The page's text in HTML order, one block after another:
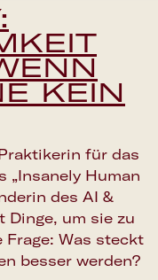
KEIN
für das
„Insanely Human
des AI &
Dinge, um sie zu
Was steckt
besser werden?